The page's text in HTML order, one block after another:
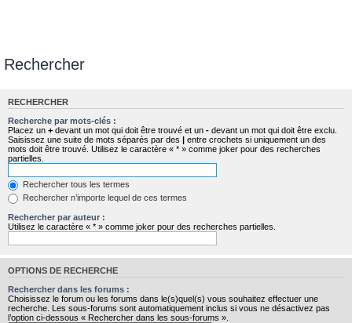
Rechercher
RECHERCHER
Recherche par mots-clés :
Placez un + devant un mot qui doit être trouvé et un - devant un mot qui doit être exclu.
Saisissez une suite de mots séparés par des
entre crochets si uniquement un des
mots doit être trouvé. Utilisez le caractère « * » comme joker pour des recherches
partielles.
Rechercher tous les termes
Rechercher n’importe lequel de ces termes
Rechercher par auteur :
Utilisez le caractère « * » comme joker pour des recherches partielles.
OPTIONS DE RECHERCHE
Rechercher dans les forums :
Choisissez le forum ou les forums dans le(s)quel(s) vous souhaitez effectuer une
recherche. Les sous-forums sont automatiquement inclus si vous ne désactivez pas
l’option ci-dessous « Rechercher dans les sous-forums ».